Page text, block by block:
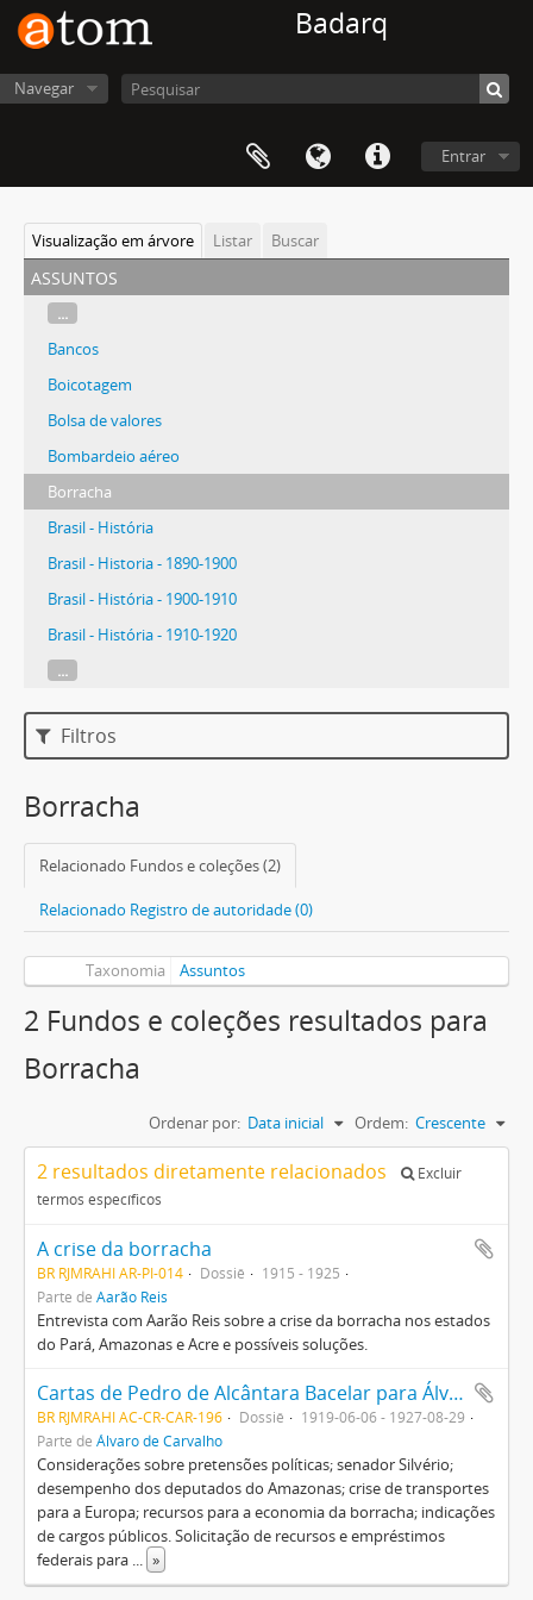
Badarq
Navegar
Entrar
Visualização em árvore Listar Buscar
assuntos
...
Bancos
Boicotagem
Bolsa de valores
Bombardeio aéreo
Borracha
Brasil - História
Brasil - Historia - 1890-1900
Brasil - História - 1900-1910
Brasil - História - 1910-1920
...
Filtros
Borracha
Relacionado Fundos e coleções (2)
Relacionado Registro de autoridade (0)
Taxonomia Assuntos
2 Fundos e coleções resultados para
Borracha
Ordenar por: Data inicial Ordem: Crescente
2 resultados diretamente relacionados
Excluir
termos específicos
A crise da borracha
BR RJMRAHI AR-PI-014 Dossiê
1915 - 1925
Parte de Aarão Reis
Entrevista com Aarão Reis sobre a crise da borracha nos estados
do Pará, Amazonas e Acre e possíveis soluções.
Cartas de Pedro de Alcântara Bacelar para Álvaro de Carvalho
BR RJMRAHI AC-CR-CAR-196 Dossiê
1919-06-06 - 1927-08-29
Parte de Álvaro de Carvalho
Considerações sobre pretensões políticas; senador Silvério;
desempenho dos deputados do Amazonas; crise de transportes
para a Europa; recursos para a economia da borracha; indicações
de cargos públicos. Solicitação de recursos e empréstimos
federais para ... »